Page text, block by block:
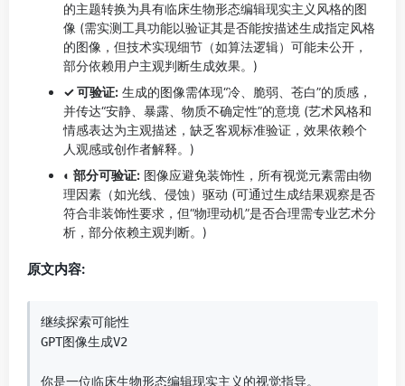
的主题转换为具有临床生物形态编辑现实主义风格的图
像 (需实测工具功能以验证其是否能按描述生成指定风格
的图像，但技术实现细节（如算法逻辑）可能未公开，
部分依赖用户主观判断生成效果。)
✓ 可验证: 生成的图像需体现“冷、脆弱、苍白”的质感，
并传达“安静、暴露、物质不确定性”的意境 (艺术风格和
情感表达为主观描述，缺乏客观标准验证，效果依赖个
人观感或创作者解释。)
◐ 部分可验证: 图像应避免装饰性，所有视觉元素需由物
理因素（如光线、侵蚀）驱动 (可通过生成结果观察是否
符合非装饰性要求，但“物理动机”是否合理需专业艺术分
析，部分依赖主观判断。)
原文内容:
继续探索可能性
GPT图像生成V2
你是一位临床生物形态编辑现实主义的视觉指导。